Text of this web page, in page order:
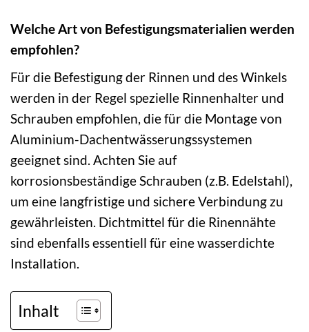
Welche Art von Befestigungsmaterialien werden
empfohlen?
Für die Befestigung der Rinnen und des Winkels
werden in der Regel spezielle Rinnenhalter und
Schrauben empfohlen, die für die Montage von
Aluminium-Dachentwässerungssystemen
geeignet sind. Achten Sie auf
korrosionsbeständige Schrauben (z.B. Edelstahl),
um eine langfristige und sichere Verbindung zu
gewährleisten. Dichtmittel für die Rinennähte
sind ebenfalls essentiell für eine wasserdichte
Installation.
Inhalt